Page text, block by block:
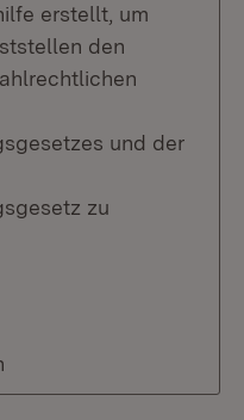
erstellt, um
den
und der
zu